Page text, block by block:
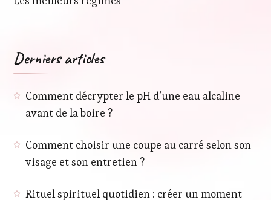
Derniers articles
Comment décrypter le pH d’une eau alcaline
avant de la boire ?
Comment choisir une coupe au carré selon son
visage et son entretien ?
Rituel spirituel quotidien : créer un moment